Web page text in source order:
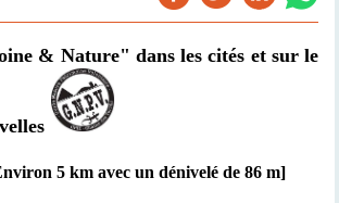
& Nature" dans les cités et sur le
5 km avec un dénivelé de 86 m]